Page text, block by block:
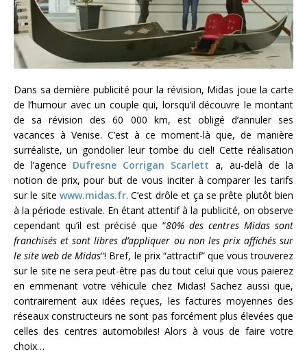
Dans sa dernière publicité pour la révision, Midas joue la carte
de l’humour avec un couple qui, lorsqu’il découvre le montant
de sa révision des 60 000 km, est obligé d’annuler ses
vacances à Venise. C’est à ce moment-là que, de manière
surréaliste, un gondolier leur tombe du ciel! Cette réalisation
de l’agence Dufresne Corrigan Scarlett a, au-delà de la
notion de prix, pour but de vous inciter à comparer les tarifs
sur le sitewww.midas.fr. C’est drôle et ça se prête plutôt bien
à la période estivale. En étant attentif à la publicité, on observe
cependant qu’il est précisé que “80% des centres Midas sont
franchisés et sont libres d’appliquer ou non les prix affichés sur
le site web de Midas“! Bref, le prix “attractif” que vous trouverez
sur le site ne sera peut-être pas du tout celui que vous paierez
en emmenant votre véhicule chez Midas! Sachez aussi que,
contrairement aux idées reçues, les factures moyennes des
réseaux constructeurs ne sont pas forcément plus élevées que
celles des centres automobiles! Alors à vous de faire votre
choix…